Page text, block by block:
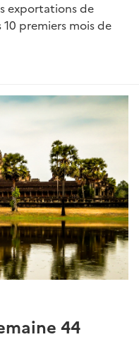
exportations de
10 premiers mois de
44